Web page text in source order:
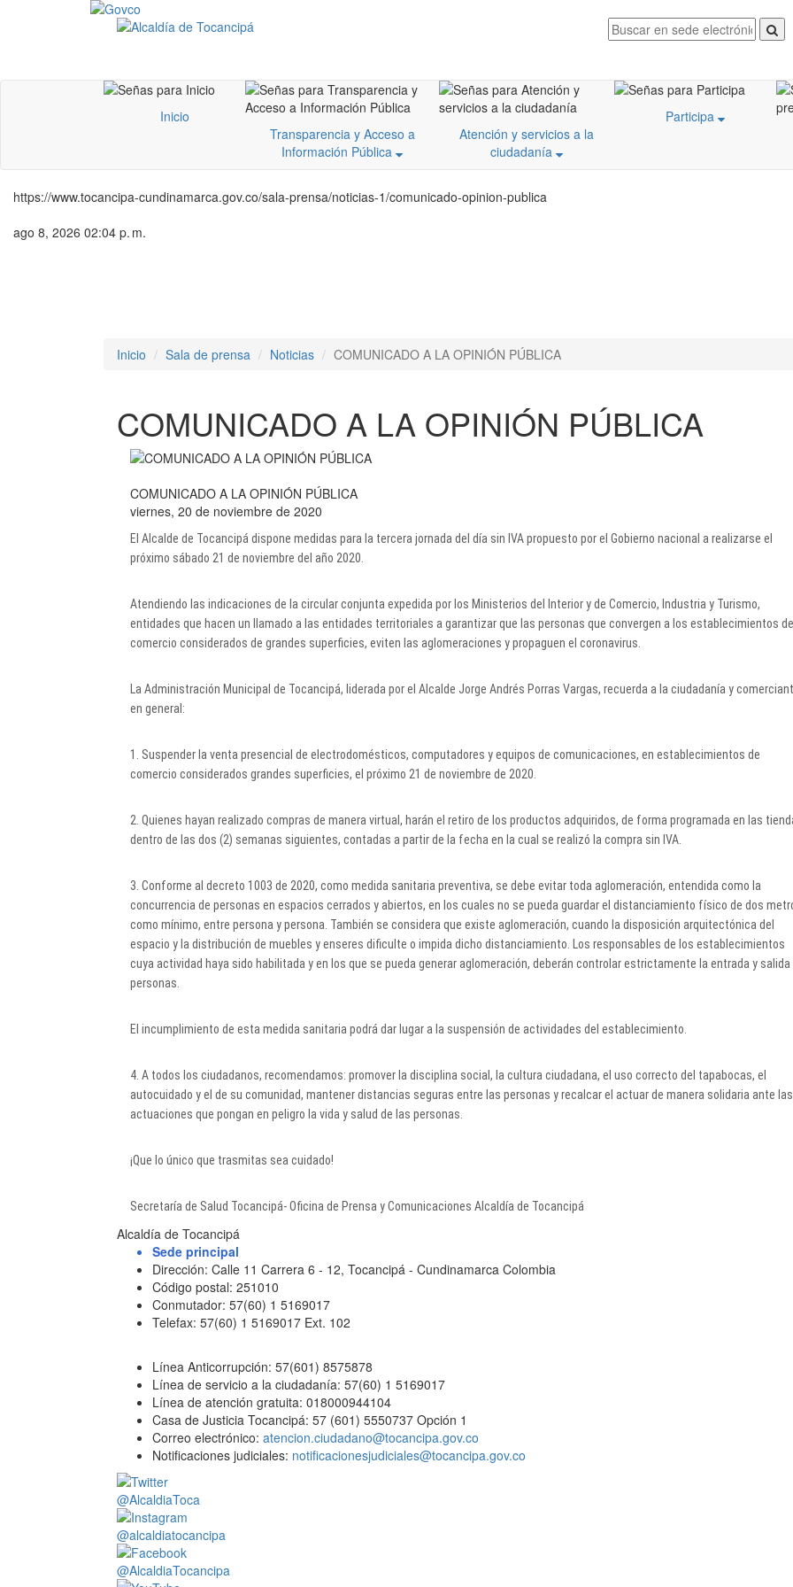
Inicio
Transparencia y Acceso a
Información Pública
Atención y servicios a la
ciudadanía
Participa
https://www.tocancipa-cundinamarca.gov.co/sala-prensa/noticias-1/comunicado-opinion-publica
ago 8, 2026 02:04 p. m.
Inicio
Sala de prensa Noticias COMUNICADO A LA OPINIÓN PÚBLICA
COMUNICADO A LA OPINIÓN PÚBLICA
COMUNICADO A LA OPINIÓN PÚBLICA
viernes, 20 de noviembre de 2020
El Alcalde de Tocancipá dispone medidas para la tercera jornada del día sin IVA propuesto por el Gobierno nacional a realizarse el
próximo sábado 21 de noviembre del año 2020.
Atendiendo las indicaciones de la circular conjunta expedida por los Ministerios del Interior y de Comercio, Industria y Turismo,
entidades que hacen un llamado a las entidades territoriales a garantizar que las personas que convergen a los establecimientos de
comercio considerados de grandes superficies, eviten las aglomeraciones y propaguen el coronavirus.
La Administración Municipal de Tocancipá, liderada por el Alcalde Jorge Andrés Porras Vargas, recuerda a la ciudadanía y
en general:
1. Suspender la venta presencial de electrodomésticos, computadores y equipos de comunicaciones, en establecimientos de
comercio considerados grandes superficies, el próximo 21 de noviembre de 2020.
2. Quienes hayan realizado compras de manera virtual, harán el retiro de los productos adquiridos, de forma programada en las
dentro de las dos (2) semanas siguientes, contadas a partir de la fecha en la cual se realizó la compra sin IVA.
3. Conforme al decreto 1003 de 2020, como medida sanitaria preventiva, se debe evitar toda aglomeración, entendida como la
concurrencia de personas en espacios cerrados y abiertos, en los cuales no se pueda guardar el distanciamiento físico de dos
como mínimo, entre persona y persona. También se considera que existe aglomeración, cuando la disposición arquitectónica del
espacio y la distribución de muebles y enseres dificulte o impida dicho distanciamiento. Los responsables de los establecimientos
cuya actividad haya sido habilitada y en los que se pueda generar aglomeración, deberán controlar estrictamente la entrada y salida
personas.
El incumplimiento de esta medida sanitaria podrá dar lugar a la suspensión de actividades del establecimiento.
4. A todos los ciudadanos, recomendamos: promover la disciplina social, la cultura ciudadana, el uso correcto del tapabocas, el
autocuidado y el de su comunidad, mantener distancias seguras entre las personas y recalcar el actuar de manera solidaria ante las
actuaciones que pongan en peligro la vida y salud de las personas.
¡Que lo único que trasmitas sea cuidado!
​Secretaría de Salud Tocancipá- Oficina de Prensa y Comunicaciones Alcaldía de Tocancipá
Alcaldía de Tocancipá
Sede principal
Dirección: Calle 11 Carrera 6 - 12, Tocancipá - Cundinamarca Colombia
Código postal: 251010
Conmutador: 57(60) 1 5169017
Telefax: 57(60) 1 5169017 Ext. 102
Línea Anticorrupción: 57(601) 8575878
Línea de servicio a la ciudadanía: 57(60) 1 5169017
Línea de atención gratuita: 018000944104
Casa de Justicia Tocancipá: 57 (601) 5550737 Opción 1
Correo electrónico: atencion.ciudadano@tocancipa.gov.co
Notificaciones judiciales: notificacionesjudiciales@tocancipa.gov.co
@AlcaldiaToca
@alcaldiatocancipa
@AlcaldiaTocancipa